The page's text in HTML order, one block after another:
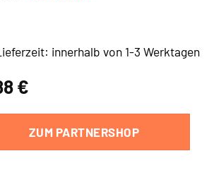
€
innerhalb von 1-3 Werktagen
ZUM PARTNERSHOP